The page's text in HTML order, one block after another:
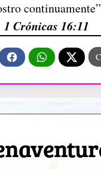
continuamente”
1 Crónicas 16:11